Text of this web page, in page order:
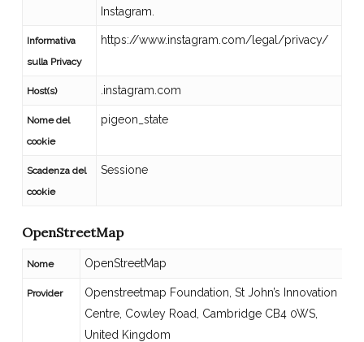
Instagram.
Informativa
sulla Privacy
https://www.instagram.com/legal/privacy/
Host(s) .instagram.com
Nome del
cookie
pigeon_state
Scadenza del
cookie
Sessione
OpenStreetMap
Nome OpenStreetMap
Provider
Openstreetmap Foundation, St John’s Innovation
Centre, Cowley Road, Cambridge CB4 0WS,
United Kingdom